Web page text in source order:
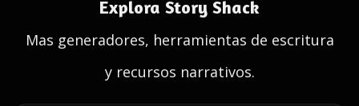
Explora Story Shack
Mas generadores, herramientas de escritura
y recursos narrativos.